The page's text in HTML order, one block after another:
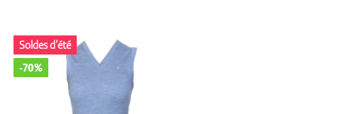
Soldes d’été
-70%